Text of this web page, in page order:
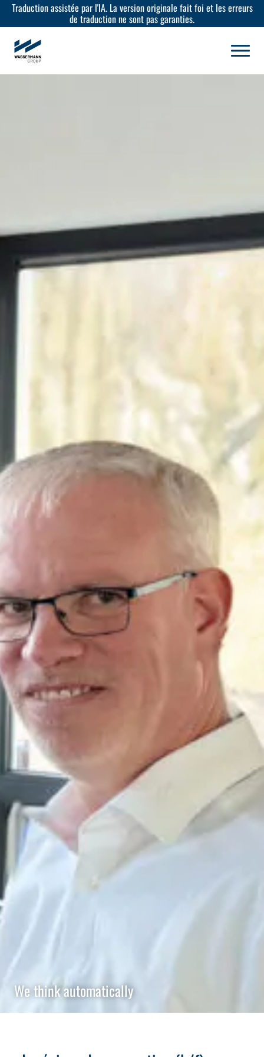
Traduction assistée par l'IA. La version originale fait foi et les erreurs
de traduction ne sont pas garanties.
We think automatically